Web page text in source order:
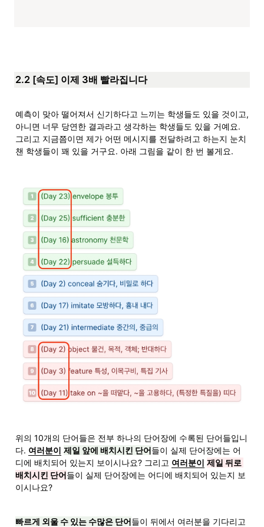
2.2 [속도] 이제 3배 빨라집니다
예측이 맞아 떨어져서 신기하다고 느끼는 학생들도 있을 것이고,
아니면 너무 당연한 결과라고 생각하는 학생들도 있을 거예요.
그리고 지금쯤이면 제가 어떤 메시지를 전달하려고 하는지 눈치
챈 학생들이 꽤 있을 거구요. 아래 그림을 같이 한 번 볼게요.
위의 10개의 단어들은 전부 하나의 단어장에 수록된 단어들입니
다. 여러분이 제일 앞에 배치시킨 단어들이 실제 단어장에는 어
디에 배치되어 있는지 보이시나요? 그리고 여러분이 제일 뒤로
배치시킨 단어들이 실제 단어장에는 어디에 배치되어 있는지 보
이시나요?
빠르게 외울 수 있는 수많은 단어들이 뒤에서 여러분을 기다리고